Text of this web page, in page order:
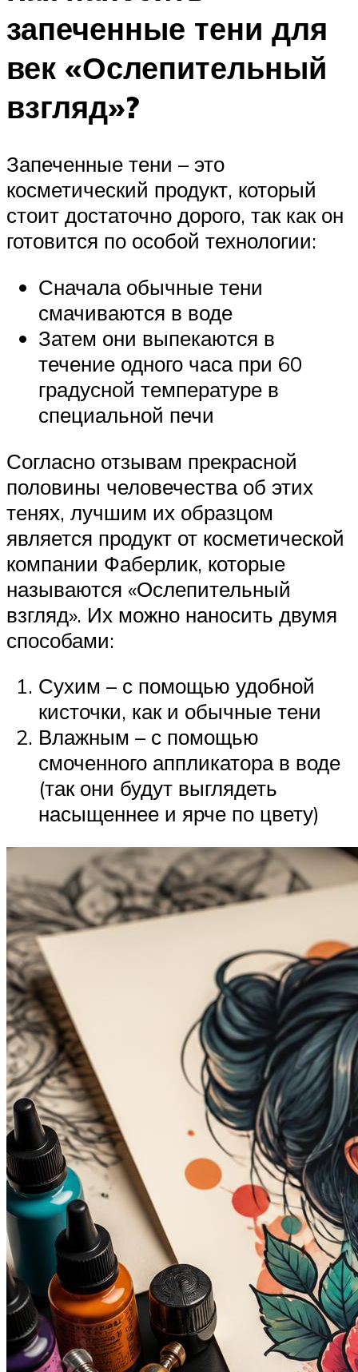
запеченные тени для
век «Ослепительный
взгляд»?
Запеченные тени – это
косметический продукт, который
стоит достаточно дорого, так как он
готовится по особой технологии:
Сначала обычные тени
смачиваются в воде
Затем они выпекаются в
течение одного часа при 60
градусной температуре в
специальной печи
Согласно отзывам прекрасной
половины человечества об этих
тенях, лучшим их образцом
является продукт от косметической
компании Фаберлик, которые
называются «Ослепительный
взгляд». Их можно наносить двумя
способами:
Сухим – с помощью удобной
кисточки, как и обычные тени
Влажным – с помощью
смоченного аппликатора в воде
(так они будут выглядеть
насыщеннее и ярче по цвету)